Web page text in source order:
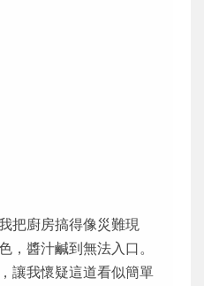
把廚房搞得像災難現
，醬汁鹹到無法入口。
讓我懷疑這道看似簡單